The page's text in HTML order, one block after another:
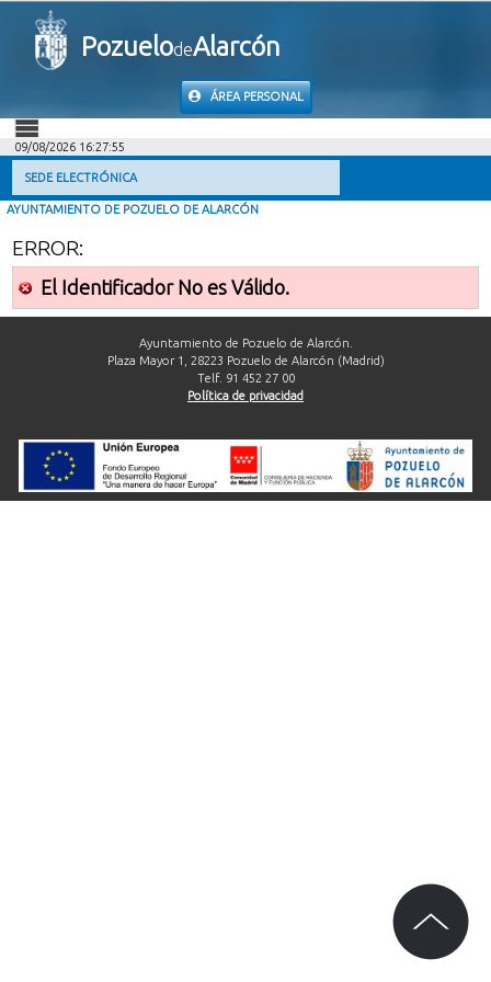
PozuelodeAlarcón
ÁREA PERSONAL
INICIO
MI CARPETA
INFORMACIÓN MUNICIPAL
AYUDA
09/08/2026 16:27:55
SEDE ELECTRÓNICA
AYUNTAMIENTO DE POZUELO DE ALARCÓN
ERROR:
El Identificador No es Válido.
Ayuntamiento de Pozuelo de Alarcón.
Plaza Mayor 1, 28223 Pozuelo de Alarcón (Madrid)
Telf. 91 452 27 00
Política de privacidad